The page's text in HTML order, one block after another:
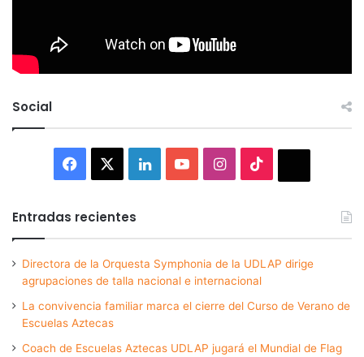
Social
Facebook LinkedInYouTubeInstagram
Entradas recientes
Directora de la Orquesta Symphonia de la UDLAP dirige
agrupaciones de talla nacional e internacional
La convivencia familiar marca el cierre del Curso de Verano de
Escuelas Aztecas
Coach de Escuelas Aztecas UDLAP jugará el Mundial de Flag